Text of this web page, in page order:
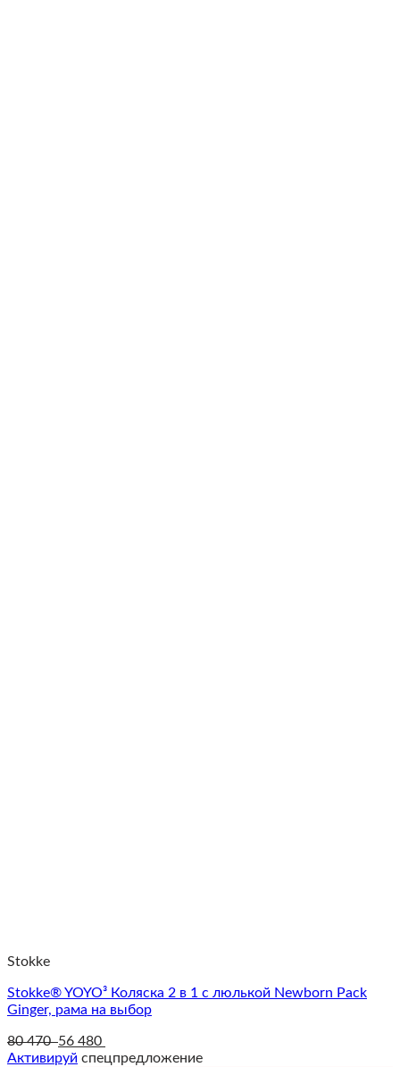
Stokke
Stokke® YOYO³ Коляска 2 в 1 с люлькой Newborn Pack
Ginger, рама на выбор
80 470 56 480
Активируй спецпредложение